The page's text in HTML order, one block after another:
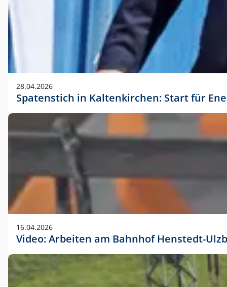
28.04.2026
Spatenstich in Kaltenkirchen: Start für
16.04.2026
Video: Arbeiten am Bahnhof Henstedt-